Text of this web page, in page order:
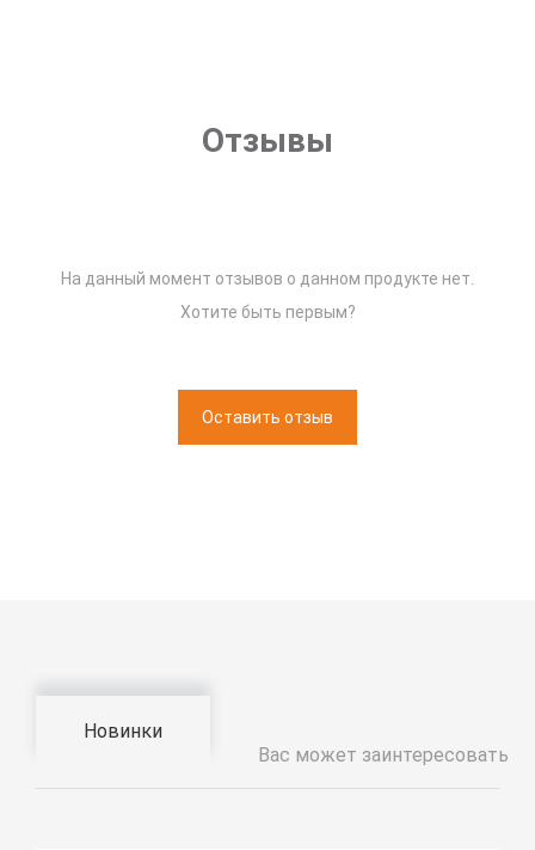
Отзывы
На данный момент отзывов о данном продукте нет.
Хотите быть первым?
Оставить отзыв
Новинки
Вас может заинтересовать